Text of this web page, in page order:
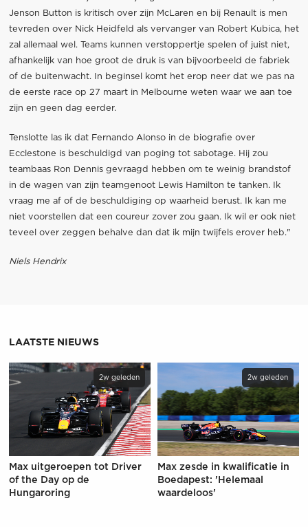
Jenson Button is kritisch over zijn McLaren en bij Renault is men
tevreden over Nick Heidfeld als vervanger van Robert Kubica, het
zal allemaal wel. Teams kunnen verstoppertje spelen of juist niet,
afhankelijk van hoe groot de druk is van bijvoorbeeld de fabriek
of de buitenwacht. In beginsel komt het erop neer dat we pas na
de eerste race op 27 maart in Melbourne weten waar we aan toe
zijn en geen dag eerder.
Tenslotte las ik dat Fernando Alonso in de biografie over
Ecclestone is beschuldigd van poging tot sabotage. Hij zou
teambaas Ron Dennis gevraagd hebben om te weinig brandstof
in de wagen van zijn teamgenoot Lewis Hamilton te tanken. Ik
vraag me af of de beschuldiging op waarheid berust. Ik kan me
niet voorstellen dat een coureur zover zou gaan. Ik wil er ook niet
teveel over zeggen behalve dan dat ik mijn twijfels erover heb."
Niels Hendrix
LAATSTE NIEUWS
2w geleden
Max uitgeroepen tot Driver
of the Day op de
Hungaroring
2w geleden
Max zesde in kwalificatie in
Boedapest: 'Helemaal
waardeloos'